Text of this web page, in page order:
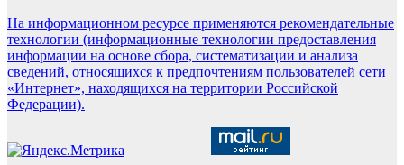
На информационном ресурсе применяются рекомендательные
технологии (информационные технологии предоставления
информации на основе сбора, систематизации и анализа
сведений, относящихся к предпочтениям пользователей сети
«Интернет», находящихся на территории Российской
Федерации).